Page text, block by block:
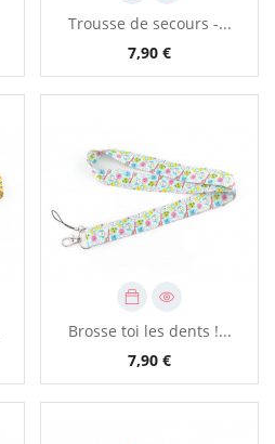
Trousse de secours -...
7,90 €
Brosse toi les dents !...
7,90 €